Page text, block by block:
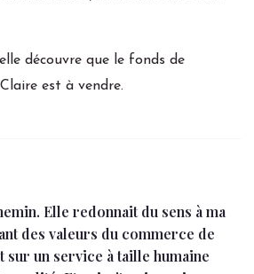
découvre que le fonds de
est à vendre.
Elle redonnait du sens à ma
des valeurs du commerce de
sur un service à taille humaine